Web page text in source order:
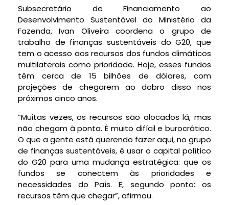
Subsecretário de Financiamento ao
Desenvolvimento Sustentável do Ministério da
Fazenda, Ivan Oliveira coordena o grupo de
trabalho de finanças sustentáveis do G20, que
tem o acesso aos recursos dos fundos climáticos
multilaterais como prioridade. Hoje, esses fundos
têm cerca de 15 bilhões de dólares, com
projeções de chegarem ao dobro disso nos
próximos cinco anos.
“Muitas vezes, os recursos são alocados lá, mas
não chegam à ponta. É muito difícil e burocrático.
O que a gente está querendo fazer aqui, no grupo
de finanças sustentáveis, é usar o capital político
do G20 para uma mudança estratégica: que os
fundos se conectem às prioridades e
necessidades do País. E, segundo ponto: os
recursos têm que chegar”, afirmou.